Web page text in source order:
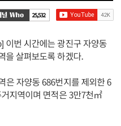
25,532
이번 시간에는 광진구 자양동
을 살펴보도록 하겠다.
은 자양동 686번지를 제외한 6
지역이며 면적은 3만7천㎡